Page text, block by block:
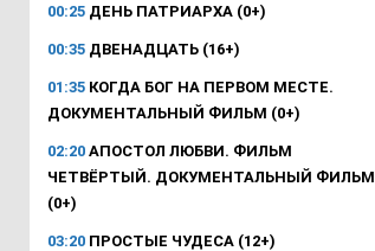
00:25 ДЕНЬ ПАТРИАРХА (0+)
00:35 ДВЕНАДЦАТЬ (16+)
01:35 КОГДА БОГ НА ПЕРВОМ МЕСТЕ.
ДОКУМЕНТАЛЬНЫЙ ФИЛЬМ (0+)
02:20 АПОСТОЛ ЛЮБВИ. ФИЛЬМ
ЧЕТВЁРТЫЙ. ДОКУМЕНТАЛЬНЫЙ ФИЛЬМ
(0+)
03:20 ПРОСТЫЕ ЧУДЕСА (12+)